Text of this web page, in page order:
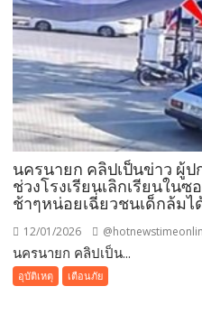
นครนายก คลิปเป็นข่าว ผู้ป
ช่วงโรงเรียนเลิกเรียนใน
ช้าๆหน่อยเฉี่ยวชนเด็กล้มไ
12/01/2026
นครนายก คลิปเป็น...
อุบัติเหตุ เตือนภัย